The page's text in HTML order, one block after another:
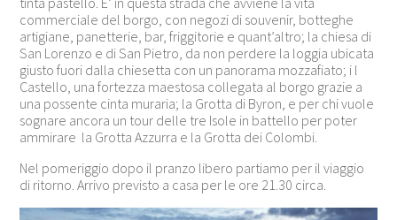
commerciale del borgo, con negozi di souvenir, botteghe
artigiane, panetterie, bar, friggitorie e quant’altro; la chiesa di
San Lorenzo e di San Pietro, da non perdere la loggia ubicata
giusto fuori dalla chiesetta con un panorama mozzafiato; i l
Castello, una fortezza maestosa collegata al borgo grazie a
una possente cinta muraria; la Grotta di Byron, e per chi vuole
sognare ancora un tour delle tre Isole in battello per poter
ammirare la Grotta Azzurra e la Grotta dei Colombi.
Nel pomeriggio dopo il pranzo libero partiamo per il viaggio
di ritorno. Arrivo previsto a casa per le ore 21.30 circa.